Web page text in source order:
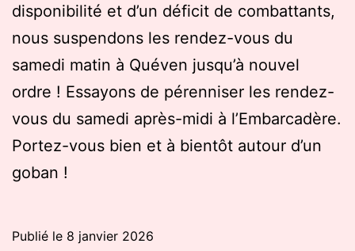
disponibilité et d’un déficit de combattants,
nous suspendons les rendez-vous du
samedi matin à Quéven jusqu’à nouvel
ordre ! Essayons de pérenniser les rendez-
vous du samedi après-midi à l’Embarcadère.
Portez-vous bien et à bientôt autour d’un
goban !
Publié le 8 janvier 2026